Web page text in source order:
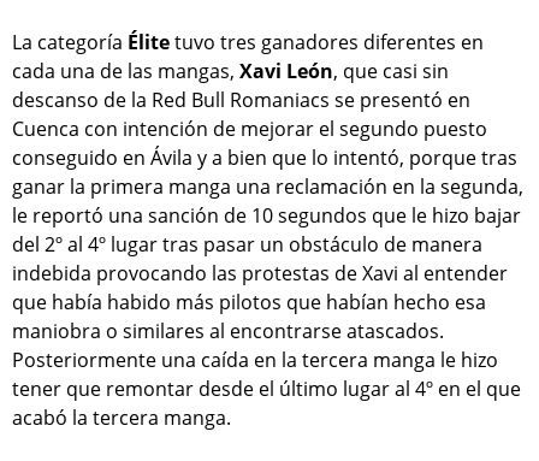
La categoría Élitetuvo tres ganadores diferentes en
cada una de las mangas, Xavi León, que casi sin
descanso de la Red Bull Romaniacs se presentó en
Cuenca con intención de mejorar el segundo puesto
conseguido en Ávila y a bien que lo intentó, porque tras
ganar la primera manga una reclamación en la segunda,
le reportó una sanción de 10 segundos que le hizo bajar
del 2º al 4º lugar tras pasar un obstáculo de manera
indebida provocando las protestas de Xavi al entender
que había habido más pilotos que habían hecho esa
maniobra o similares al encontrarse atascados.
Posteriormente una caída en la tercera manga le hizo
tener que remontar desde el último lugar al 4º en el que
acabó la tercera manga.